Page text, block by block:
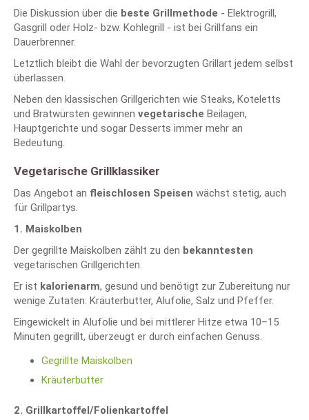
Die Diskussion über die beste Grillmethode - Elektrogrill,
Gasgrill oder Holz- bzw. Kohlegrill - ist bei Grillfans ein
Dauerbrenner.
Letztlich bleibt die Wahl der bevorzugten Grillart jedem selbst
überlassen.
Neben den klassischen Grillgerichten wie Steaks, Koteletts
und Bratwürsten gewinnen vegetarische Beilagen,
Hauptgerichte und sogar Desserts immer mehr an
Bedeutung.
Vegetarische Grillklassiker
Das Angebot an fleischlosen Speisen wächst stetig, auch
für Grillpartys.
1. Maiskolben
Der gegrillte Maiskolben zählt zu den bekanntesten
vegetarischen Grillgerichten.
Er ist kalorienarm, gesund und benötigt zur Zubereitung nur
wenige Zutaten: Kräuterbutter, Alufolie, Salz und Pfeffer.
Eingewickelt in Alufolie und bei mittlerer Hitze etwa 10–15
Minuten gegrillt, überzeugt er durch einfachen Genuss.
Gegrillte Maiskolben
Kräuterbutter
2. Grillkartoffel/Folienkartoffel